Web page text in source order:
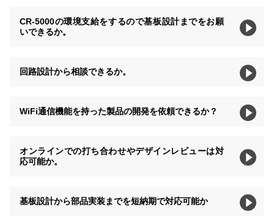
CR-5000の環境支給をするので基板設計までをお願
いできるか。
回路設計から相談できるか。
WiFi通信機能を持った製品の開発を依頼できるか？
オンラインでの打ち合わせやデザインレビューは対
応可能か。
基板設計から部品実装までを短納期で対応可能か